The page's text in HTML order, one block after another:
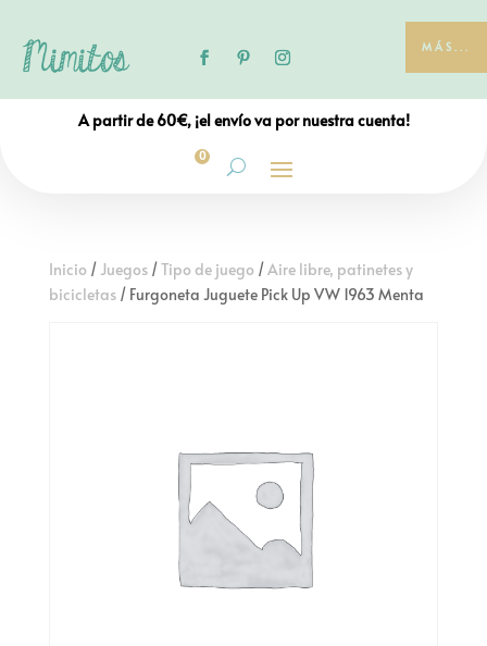
MÁS...
A partir de 60€, ¡el envío va por nuestra cuenta!
0
Inicio / Juegos/Tipo de juego /Aire libre, patinetes y
bicicletas/ Furgoneta Juguete Pick Up VW 1963 Menta